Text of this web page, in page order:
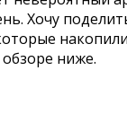
Хочу
ниже.